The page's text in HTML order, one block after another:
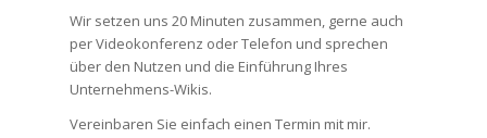
Wir setzen uns 20 Minuten zusammen, gerne auch
per Videokonferenz oder Telefon und sprechen
über den Nutzen und die Einführung Ihres
Unternehmens-Wikis.
Vereinbaren Sie einfach einen Termin mit mir.